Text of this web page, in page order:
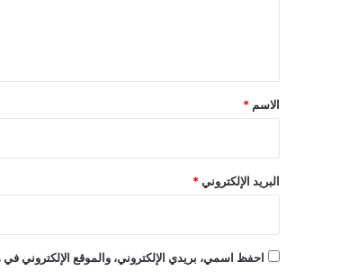
*
الاسم *
البريد الإلكتروني *
احفظ اسمي، بريدي الإلكتروني، والموقع الإلكتروني